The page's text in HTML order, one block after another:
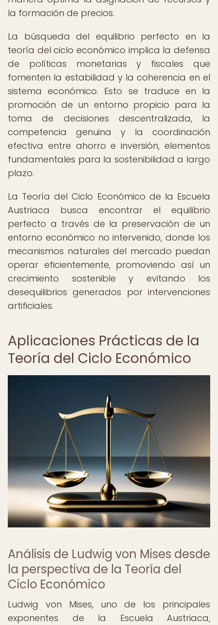
la formación de precios.
La búsqueda del equilibrio perfecto en la
teoría del ciclo económico implica la defensa
de políticas monetarias y fiscales que
fomenten la estabilidad y la coherencia en el
sistema económico. Esto se traduce en la
promoción de un entorno propicio para la
toma de decisiones descentralizada, la
competencia genuina y la coordinación
efectiva entre ahorro e inversión, elementos
fundamentales para la sostenibilidad a largo
plazo.
La Teoría del Ciclo Económico de la Escuela
Austriaca busca encontrar el equilibrio
perfecto a través de la preservación de un
entorno económico no intervenido, donde los
mecanismos naturales del mercado puedan
operar eficientemente, promoviendo así un
crecimiento sostenible y evitando los
desequilibrios generados por intervenciones
artificiales.
Aplicaciones Prácticas de la
Teoría del Ciclo Económico
Análisis de Ludwig von Mises desde
la perspectiva de la Teoría del
Ciclo Económico
Ludwig von Mises, uno de los principales
exponentes de la Escuela Austriaca,